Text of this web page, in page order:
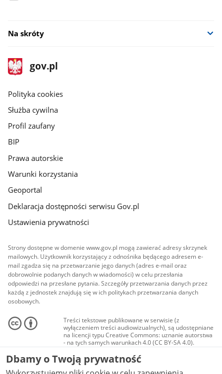
Na skróty
stopka
gov.pl
Strona
gov.pl
gov.pl
Polityka cookies
Służba cywilna
Profil zaufany
BIP
Prawa autorskie
Warunki korzystania
Geoportal
Deklaracja dostępności serwisu Gov.pl
Ustawienia prywatności
Strony dostępne w domenie www.gov.pl mogą zawierać adresy skrzynek
mailowych. Użytkownik korzystający z odnośnika będącego adresem e-
mail zgadza się na przetwarzanie jego danych (adres e-mail oraz
dobrowolnie podanych danych w wiadomości) w celu przesłania
odpowiedzi na przesłane pytania. Szczegóły przetwarzania danych przez
każdą z jednostek znajdują się w ich politykach przetwarzania danych
osobowych.
Treści tekstowe publikowane w serwisie (z
wyłączeniem treści audiowizualnych), są udostępniane
na licencji typu Creative Commons: uznanie autorstwa
- na tych samych warunkach 4.0 (CC BY-SA 4.0).
Materiały audiowizualne, w tym zdjęcia, materiały
audio i wideo, są udostępniane na licencji typu
Creative Commons: uznanie autorstwa użycie
niekomercyjne - bez utworów zależnych 4.0 (CC BY-
Dbamy o Twoją prywatność